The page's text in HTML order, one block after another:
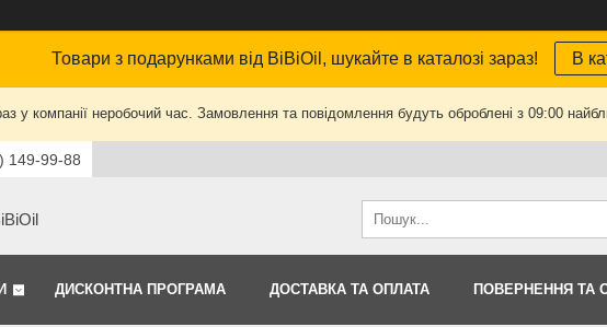
Товари з подарунками від BiBiOil, шукайте в каталозі зараз! В
у компанії неробочий час. Замовлення та повідомлення будуть оброблені з 09:00
149-99-88
ДИСКОНТНА ПРОГРАМА ДОСТАВКА ТА ОПЛАТА ПОВЕРНЕННЯ ТА